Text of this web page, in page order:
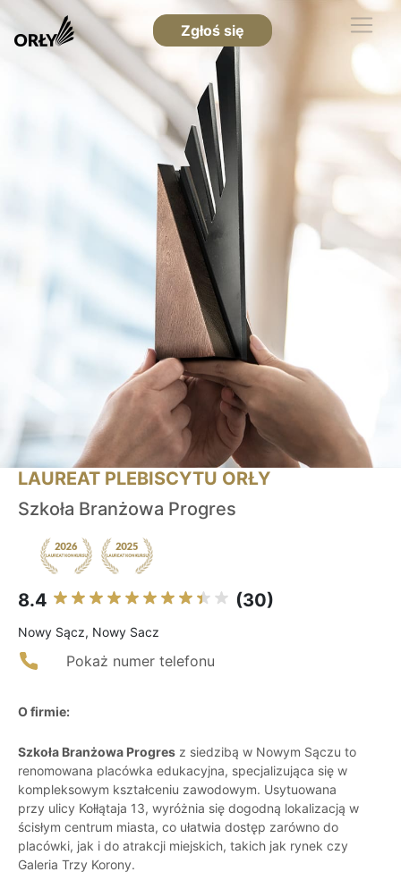
Zgłoś się
LAUREAT PLEBISCYTU ORŁY
Szkoła Branżowa Progres
8.4 (30)
Nowy Sącz, Nowy Sacz
Pokaż numer telefonu
O firmie:
Szkoła Branżowa Progres z siedzibą w Nowym Sączu to
renomowana placówka edukacyjna, specjalizująca się w
kompleksowym kształceniu zawodowym. Usytuowana
przy ulicy Kołłątaja 13, wyróżnia się dogodną lokalizacją w
ścisłym centrum miasta, co ułatwia dostęp zarówno do
placówki, jak i do atrakcji miejskich, takich jak rynek czy
Galeria Trzy Korony.